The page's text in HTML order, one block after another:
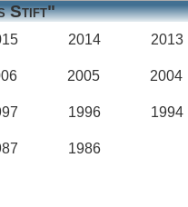
Stift"
2014 2013
2005 2004
1996 1994
1986